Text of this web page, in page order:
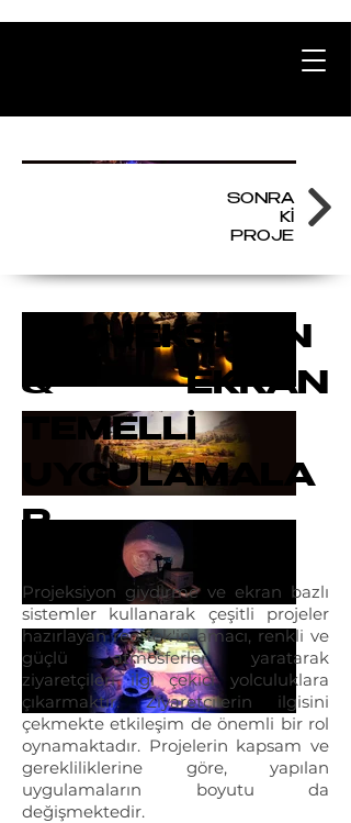
SONRA
Kİ
PROJE
PROJEKSİYON
& EKRAN
TEMELLİ
UYGULAMALA
R​
Projeksiyon giydirme ve ekran bazlı
sistemler kullanarak çeşitli projeler
hazırlayan reo-tek'in amacı, renkli ve
güçlü atmosferler yaratarak
ziyaretçileri ilgi çekici yolculuklara
çıkarmaktır. Ziyaretçilerin ilgisini
çekmekte etkileşim de önemli bir rol
oynamaktadır. Projelerin kapsam ve
gerekliliklerine göre, yapılan
uygulamaların boyutu da
değişmektedir.